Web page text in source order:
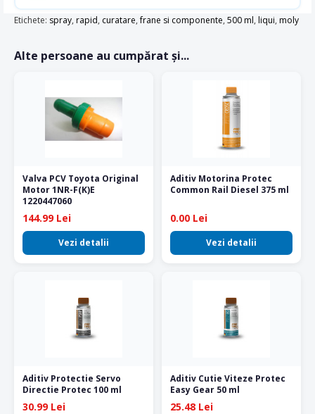
Etichete: spray, rapid, curatare,frane si componente, 500 ml, liqui, moly
Alte persoane au cumpărat și...
Valva PCV Toyota Original
Motor 1NR-F(K)E
1220447060
144.99 Lei
Vezi detalii
Aditiv Motorina Protec
Common Rail Diesel 375 ml
0.00 Lei
Vezi detalii
Aditiv Protectie Servo
Directie Protec 100 ml
30.99 Lei
Aditiv Cutie Viteze Protec
Easy Gear 50 ml
25.48 Lei